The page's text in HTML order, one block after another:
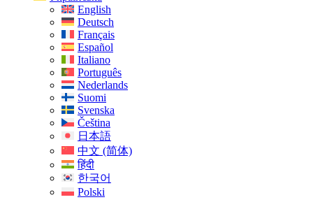
English
Deutsch
Français
Español
Italiano
Português
Nederlands
Suomi
Svenska
Čeština
日本語
中文 (简体)
हिंदी
한국어
Polski